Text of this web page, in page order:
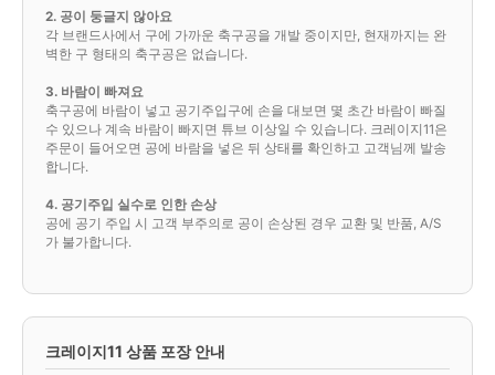
2. 공이 둥글지 않아요
각 브랜드사에서 구에 가까운 축구공을 개발 중이지만, 현재까지는 완
벽한 구 형태의 축구공은 없습니다.
3. 바람이 빠져요
축구공에 바람이 넣고 공기주입구에 손을 대보면 몇 초간 바람이 빠질
수 있으나 계속 바람이 빠지면 튜브 이상일 수 있습니다. 크레이지11은
주문이 들어오면 공에 바람을 넣은 뒤 상태를 확인하고 고객님께 발송
합니다.
4. 공기주입 실수로 인한 손상
공에 공기 주입 시 고객 부주의로 공이 손상된 경우 교환 및 반품, A/S
가 불가합니다.
크레이지11 상품 포장 안내